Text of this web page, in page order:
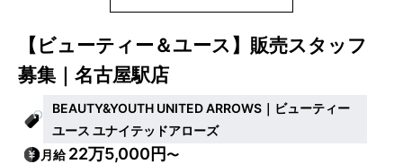
【ビューティー＆ユース】販売スタッフ
募集｜名古屋駅店
BEAUTY&YOUTH UNITED ARROWS｜ビューティー
ユース ユナイテッドアローズ
月給22万5,000円〜